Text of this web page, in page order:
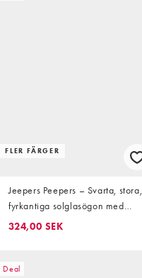
FLER FÄRGER
Jeepers Peepers – Svarta, stora,
fyrkantiga solglasögon med
bruna, graderade glas
324,00 SEK
Deal